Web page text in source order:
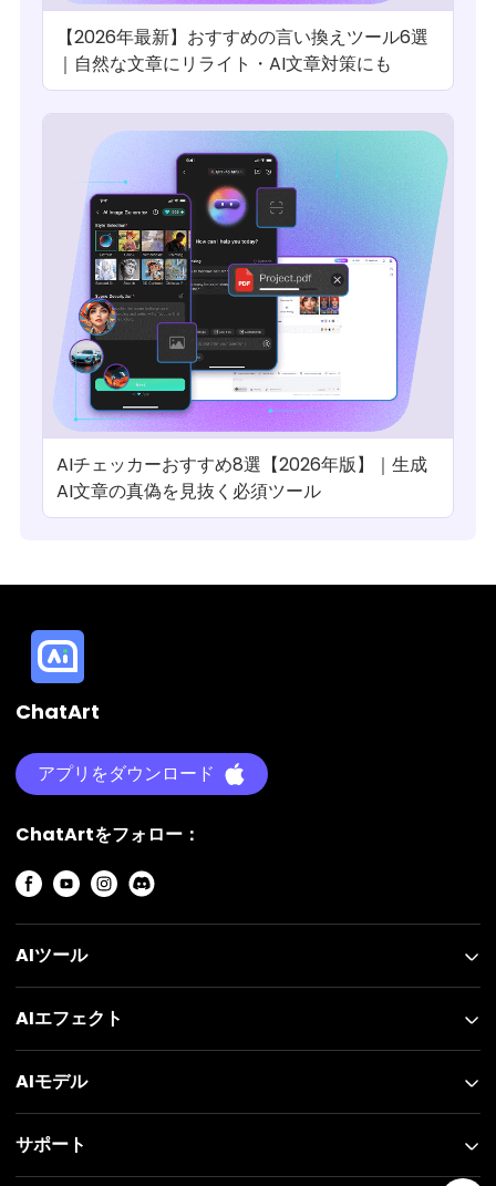
【2026年最新】おすすめの言い換えツール6選
｜自然な文章にリライト・AI文章対策にも
AIチェッカーおすすめ8選【2026年版】｜生成
AI文章の真偽を見抜く必須ツール
ChatArt
アプリをダウンロード
ChatArtをフォロー：
AIツール
AIエフェクト
AIモデル
サポート